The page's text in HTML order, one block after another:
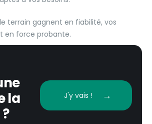
terrain gagnent en fiabilité, vos
en force probante.
la
J'y vais !